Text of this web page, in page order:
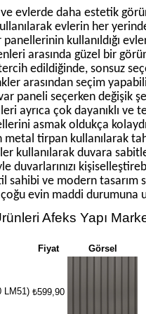
evlerde daha estetik
evlerin her
kullanıldığı
arasında güzel bir
edildiğinde, sonsuz
arasından seçim
paneli seçerken değişik
ayrıca çok dayanıklı
asmak oldukça
tirpan kullanılarak
kullanılarak duvara
duvarlarınızı
ve modern tasarım
evin maddi durumuna
Afeks Yapı
Fiyat Görsel
LM51) ₺599,90